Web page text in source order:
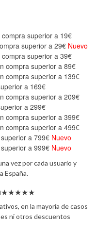
superior a 19€
superior a 29€ Nuevo
superior a 39€
compra superior a 89€
compra superior a 139€
a 169€
compra superior a 209€
a 299€
compra superior a 399€
compra superior a 499€
a 799€ Nuevo
a 999€ Nuevo
vez por cada usuario y
España.
en la mayoría de casos
ni otros descuentos